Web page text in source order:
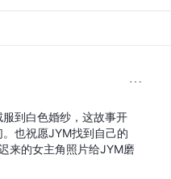
到白色婚纱，这故事开
也祝愿JYM找到自己的
来的女主角照片给JYM磨